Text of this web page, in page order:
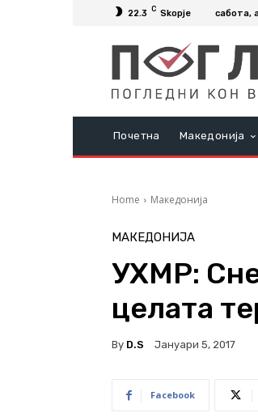
22.3 C Skopje сабота,
Почетна Македонија
Home Македонија
МАКЕДОНИЈА
УХМР:
целата
By D.S Јануари 5, 2017
Facebook